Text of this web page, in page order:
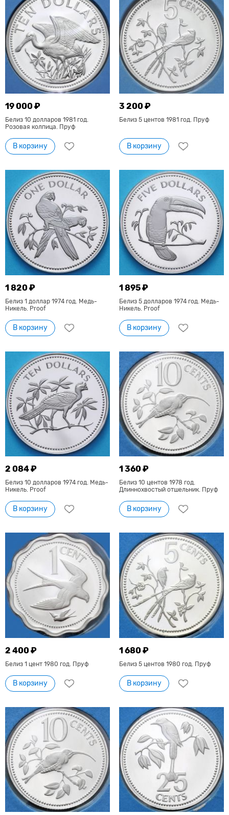
19 000 ₽
Белиз 10 долларов 1981 год.
Розовая колпица. Пруф
В корзину
3 200 ₽
Белиз 5 центов 1981 год. Пруф
В корзину
1 820 ₽
Белиз 1 доллар 1974 год. Медь-
Никель. Proof
В корзину
1 895 ₽
Белиз 5 долларов 1974 год. Медь-
Никель. Proof
В корзину
2 084 ₽
Белиз 10 долларов 1974 год. Медь-
Никель. Proof
В корзину
1 360 ₽
Белиз 10 центов 1978 год.
Длиннохвостый отшельник. Пруф
В корзину
2 400 ₽
Белиз 1 цент 1980 год. Пруф
В корзину
1 680 ₽
Белиз 5 центов 1980 год. Пруф
В корзину